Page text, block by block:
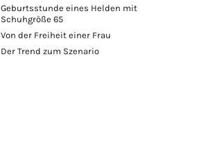
Geburtsstunde eines Helden mit
Schuhgröße 65
Von der Freiheit einer Frau
Der Trend zum Szenario